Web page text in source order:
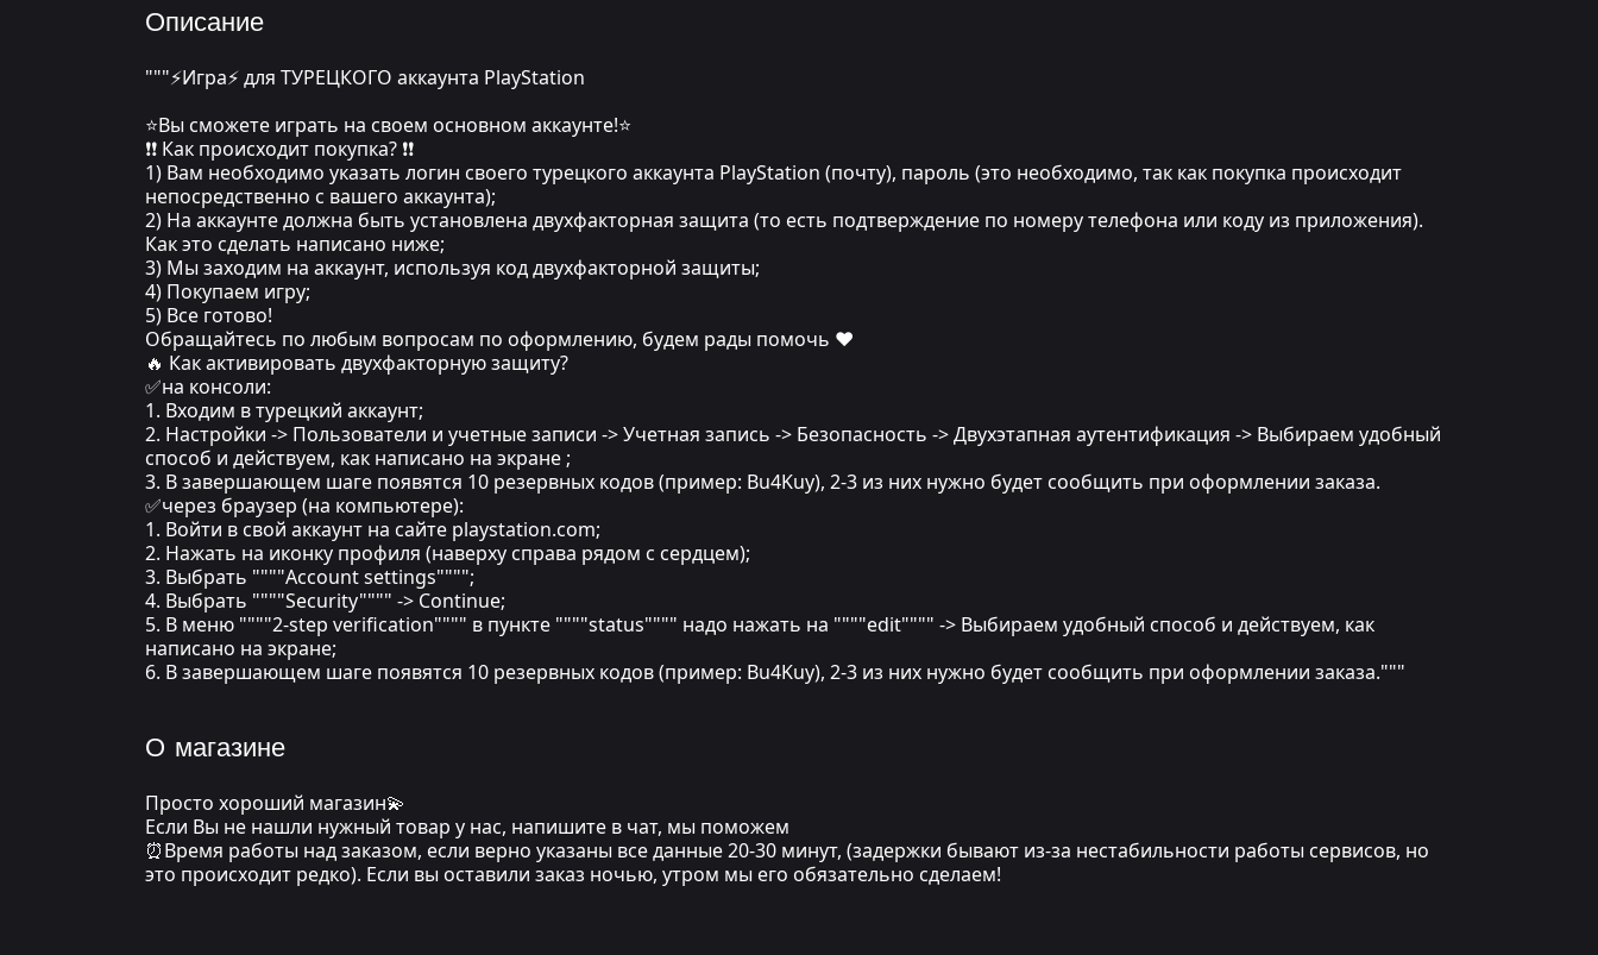
Описание
"""⚡Игра⚡ для ТУРЕЦКОГО аккаунта PlayStation
⭐Вы сможете играть на своем основном аккаунте!⭐
❗❗ Как происходит покупка? ❗❗
1) Вам необходимо указать логин своего турецкого аккаунта PlayStation (почту), пароль (это необходимо, так как покупка происходит
непосредственно с вашего аккаунта);
2) На аккаунте должна быть установлена двухфакторная защита (то есть подтверждение по номеру телефона или коду из приложения).
Как это сделать написано ниже;
3) Мы заходим на аккаунт, используя код двухфакторной защиты;
4) Покупаем игру;
5) Все готово!
Обращайтесь по любым вопросам по оформлению, будем рады помочь ❤
🔥 Как активировать двухфакторную защиту?
✅на консоли:
1. Входим в турецкий аккаунт;
2. Настройки -> Пользователи и учетные записи -> Учетная запись -> Безопасность -> Двухэтапная аутентификация -> Выбираем удобный
способ и действуем, как написано на экране ;
3. В завершающем шаге появятся 10 резервных кодов (пример: Bu4Kuy), 2-3 из них нужно будет сообщить при оформлении заказа.
✅через браузер (на компьютере):
1. Войти в свой аккаунт на сайте playstation.com;
2. Нажать на иконку профиля (наверху справа рядом с сердцем);
3. Выбрать """"Account settings"""";
4. Выбрать """"Security"""" -> Continue;
5. В меню """"2-step verification"""" в пункте """"status"""" надо нажать на """"edit"""" -> Выбираем удобный способ и действуем, как
написано на экране;
6. В завершающем шаге появятся 10 резервных кодов (пример: Bu4Kuy), 2-3 из них нужно будет сообщить при оформлении заказа."""
О магазине
Просто хороший магазин💫
Если Вы не нашли нужный товар у нас, напишите в чат, мы поможем
⏰Время работы над заказом, если верно указаны все данные 20-30 минут, (задержки бывают из-за нестабильности работы сервисов, но
это происходит редко). Если вы оставили заказ ночью, утром мы его обязательно сделаем!